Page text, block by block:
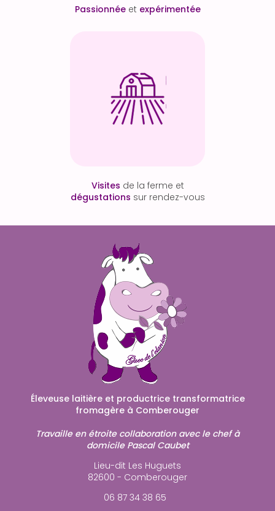
Passionnée et expérimentée
Visites de la ferme et
dégustations sur rendez-vous
Éleveuse laitière et productrice transformatrice
fromagère à Comberouger
Travaille en étroite collaboration avec le chef à
domicile Pascal Caubet
Lieu-dit Les Huguets
82600 - Comberouger
06 87 34 38 65